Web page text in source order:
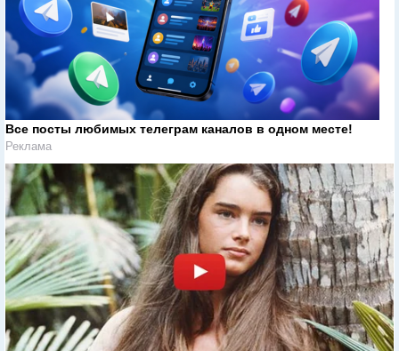
Все посты любимых телеграм каналов в одном месте!
Реклама